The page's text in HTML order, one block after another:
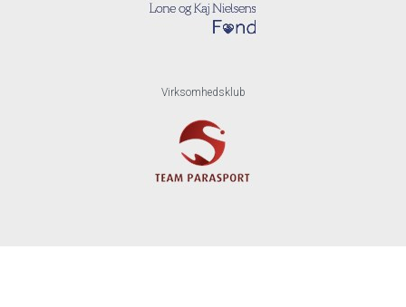
Virksomhedsklub